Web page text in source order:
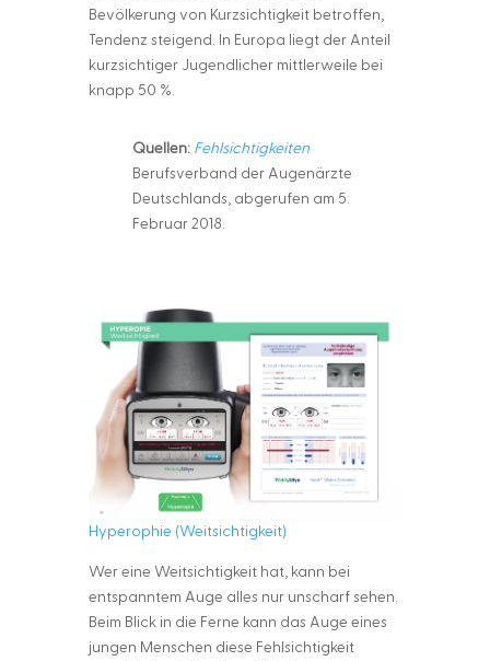
Bevölkerung von Kurzsichtigkeit betroffen,
Tendenz steigend. In Europa liegt der Anteil
kurzsichtiger Jugendlicher mittlerweile bei
knapp 50 %.
Quellen: Fehlsichtigkeiten
Berufsverband der Augenärzte
Deutschlands, abgerufen am 5.
Februar 2018.
Hyperophie (Weitsichtigkeit)
Wer eine Weitsichtigkeit hat, kann bei
entspanntem Auge alles nur unscharf sehen.
Beim Blick in die Ferne kann das Auge eines
jungen Menschen diese Fehlsichtigkeit